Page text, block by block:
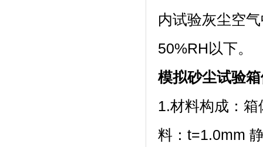
内试验灰尘空气
50%RH以下。
模拟砂尘试验
1.材料构成：
料：t=1.0mm